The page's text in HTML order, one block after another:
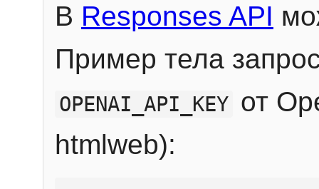
В Responses API
Пример тела
OPENAI_API_KEY от
htmlweb):